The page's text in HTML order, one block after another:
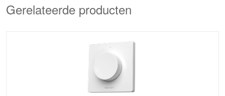
Gerelateerde producten